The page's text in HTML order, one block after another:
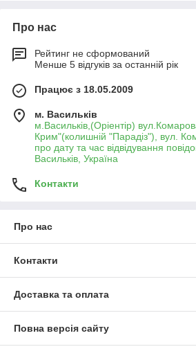
Про нас
Рейтинг не сформований
Менше 5 відгуків за останній рік
Працює з 18.05.2009
м. Васильків
м.Васильків,(Оріентір)
Крим"(колишній "Парадіз"), вул.
про дату та час відвідування
Васильків, Україна
Контакти
Про нас
Контакти
Доставка та оплата
Повна версія сайту